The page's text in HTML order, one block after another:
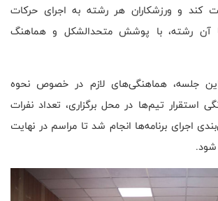
کند و ورزشکاران هر رشته به اجرای حرکات
آن رشته، با پوشش متحدالشکل و هماهنگ
جلسه، هماهنگی‌های لازم در خصوص نحوه
استقرار تیم‌ها در محل برگزاری، تعداد نفرات
اجرای برنامه‌ها انجام شد تا مراسم در نهایت
شود.